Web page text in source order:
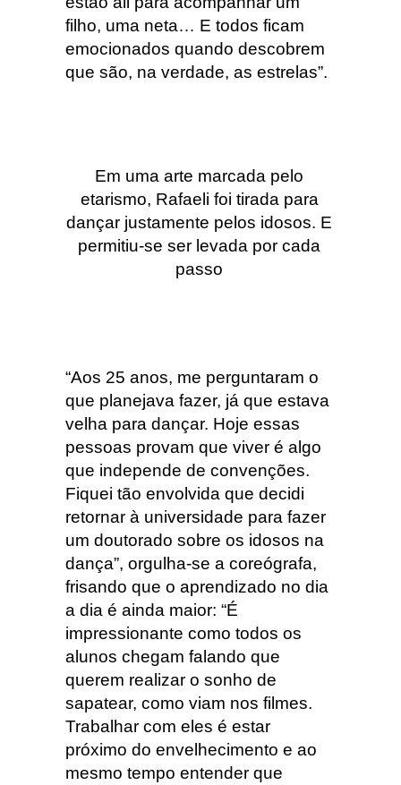
filho, uma neta… E todos ficam
emocionados quando descobrem
que são, na verdade, as estrelas”.
Em uma arte marcada pelo
etarismo, Rafaeli foi tirada para
dançar justamente pelos idosos. E
permitiu-se ser levada por cada
passo
“Aos 25 anos, me perguntaram o
que planejava fazer, já que estava
velha para dançar. Hoje essas
pessoas provam que viver é algo
que independe de convenções.
Fiquei tão envolvida que decidi
retornar à universidade para fazer
um doutorado sobre os idosos na
dança”, orgulha-se a coreógrafa,
frisando que o aprendizado no dia
a dia é ainda maior: “É
impressionante como todos os
alunos chegam falando que
querem realizar o sonho de
sapatear, como viam nos filmes.
Trabalhar com eles é estar
próximo do envelhecimento e ao
mesmo tempo entender que